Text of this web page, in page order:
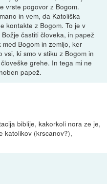
vrste pogovor z Bogom.
in vem, da Katoliška
kontakte z Bogom. To je v
častiti človeka, in papež
Bogom in zemljo, ker
vsi, ki smo v stiku z Bogom in
grehe. In tega mi ne
papež.
biblije, kakorkoli nora ze je,
katolikov (krscanov?),